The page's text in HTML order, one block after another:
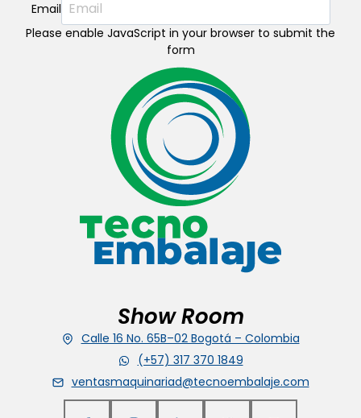
Email
Please enable JavaScript in your browser to submit the
form
Show Room
Calle 16 No. 65B–02 Bogotá – Colombia
(+57) 317 370 1849
ventasmaquinariad@tecnoembalaje.com